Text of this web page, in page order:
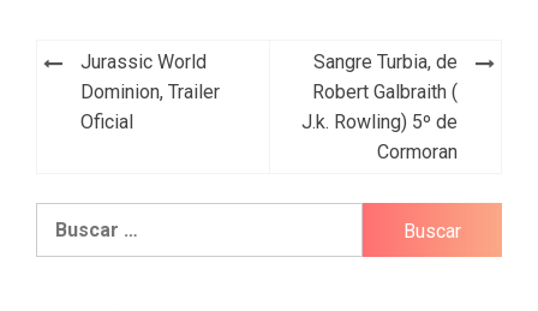
Navegación
entradas
Jurassic World
Dominion, Trailer
Oficial
Sangre Turbia, de
Robert Galbraith (
J.k. Rowling) 5º de
Cormoran